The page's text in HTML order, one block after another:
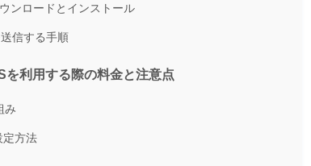
ンロードとインストール
信する手順
を利用する際の料金と注意点
み
定方法